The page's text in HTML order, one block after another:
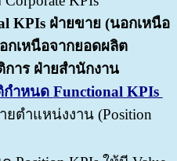
KPIs ฝ่ายขาย (นอกเหนือ
กเหนือจากยอดผลิต
าร ฝ่ายสำนักงาน
กำหนด Functional KPIs
ตำแหน่งงาน (Position